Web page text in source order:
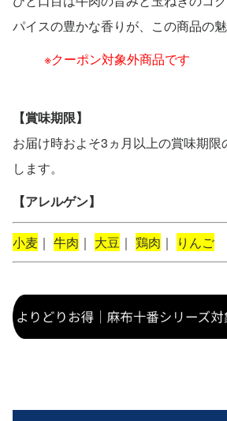
パイスの豊かな香りが、この商品の魅
※クーポン対象外商品です
【賞味期限】
お届け時およそ3ヵ月以上の賞味期限
します。
【アレルゲン】
小麦 ｜ 牛肉 ｜ 大豆 ｜ 鶏肉 ｜ りんご